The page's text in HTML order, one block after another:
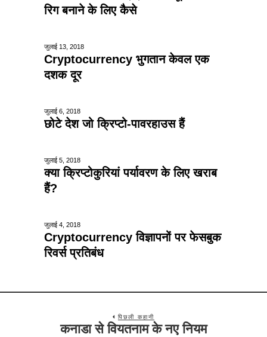
रिग बनाने के लिए कैसे
जुलाई 13, 2018
Cryptocurrency भुगतान केवल एक
दशक दूर
जुलाई 6, 2018
छोटे देश जो क्रिप्टो-पावरहाउस हैं
जुलाई 5, 2018
क्या क्रिप्टोकुरियां पर्यावरण के लिए खराब
हैं?
जुलाई 4, 2018
Cryptocurrency विज्ञापनों पर फेसबुक
रिवर्स प्रतिबंध
पिछली कहानी
कनाडा से वियतनाम के नए नियम